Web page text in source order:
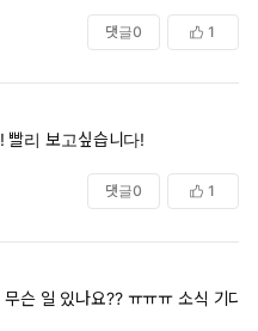
댓글0 1
빨리 보고싶습니다!
댓글0 1
슨 일 있나요?? ㅠㅠㅠ 소식 기다